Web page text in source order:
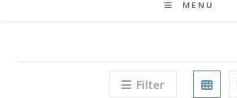
MENU
Filter